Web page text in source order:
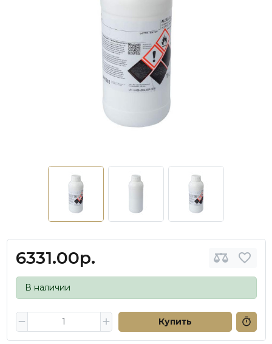
6331.00р.
В наличии
Купить